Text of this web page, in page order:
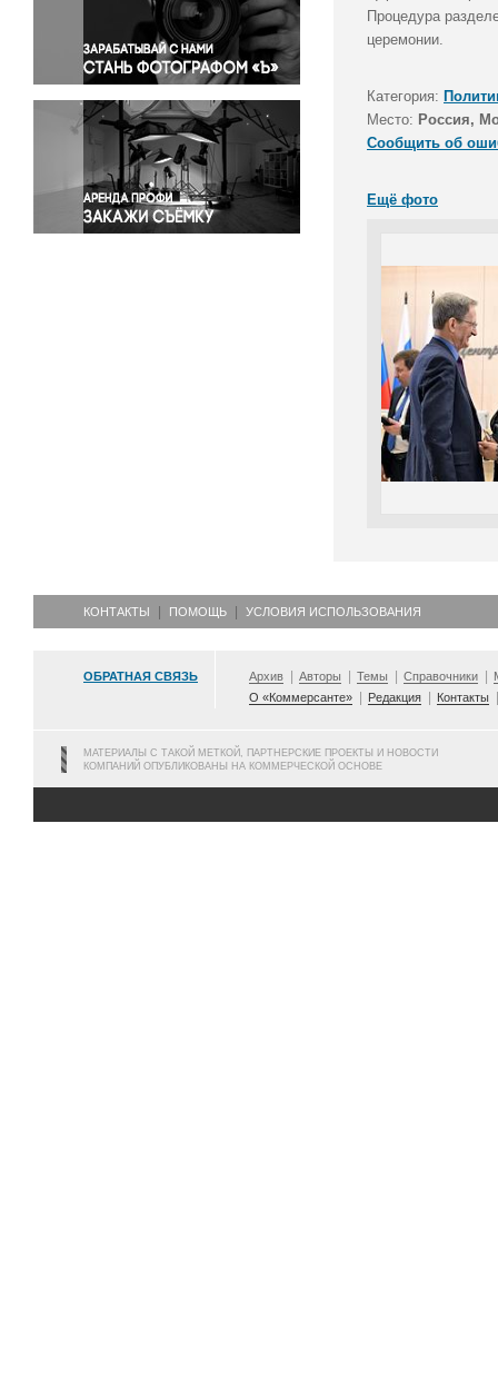
Правосудие
Происшествия и конфликты
Религия
Светская жизнь
Спорт
Экология
Экономика и бизнес
Процедура
церемонии.
Категория:
Место: Россия,
Сообщить об
Ещё фото
КОНТАКТЫ ПОМОЩЬ УСЛОВИЯ ИСПОЛЬЗОВАНИЯ
ОБРАТНАЯ СВЯЗЬ Архив Авторы Темы Справочники
О «Коммерсанте»
Редакция Контакты
МАТЕРИАЛЫ С ТАКОЙ МЕТКОЙ, ПАРТНЕРСКИЕ ПРОЕКТЫ И НОВОСТИ
КОМПАНИЙ ОПУБЛИКОВАНЫ НА КОММЕРЧЕСКОЙ ОСНОВЕ